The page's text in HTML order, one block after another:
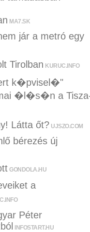
MA7.SK
jár a metró egy
Tirolban KURUC.INFO
k�pvisel�"
�l�s�n a
Látta őt? UJSZO.COM
bérezés új
GONDOLA.HU
a
Péter
INFOSTART.HU